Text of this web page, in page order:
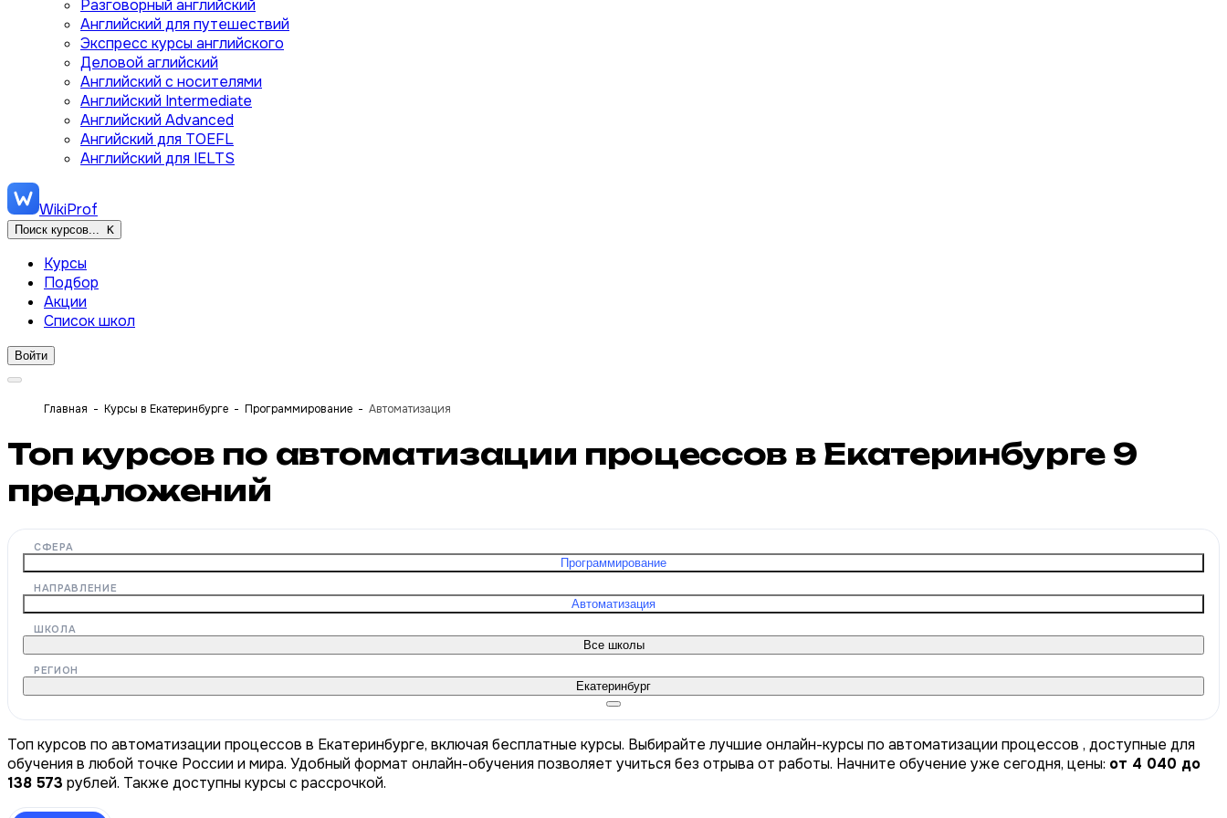
Разговорный английский
Английский для путешествий
Экспресс курсы английского
Деловой аглийский
Английский с носителями
Английский Intermediate
Английский Advanced
Ангийский для TOEFL
Английский для IELTS
WikiProf
Поиск курсов... K
Курсы
Подбор
Акции
Список школ
Войти
Главная Курсы в Екатеринбурге Программирование Автоматизация
Топ курсов по автоматизации процессов в Екатеринбурге 9
предложений
СФЕРА
Программирование
НАПРАВЛЕНИЕ
Автоматизация
ШКОЛА
Все школы
РЕГИОН
Екатеринбург
Топ курсов по автоматизации процессов в Екатеринбурге, включая бесплатные курсы. Выбирайте лучшие онлайн-курсы по автоматизации процессов , доступные для
обучения в любой точке России и мира. Удобный формат онлайн-обучения позволяет учиться без отрыва от работы. Начните обучение уже сегодня, цены: от 4 040 до
138 573 рублей. Также доступны курсы с рассрочкой.